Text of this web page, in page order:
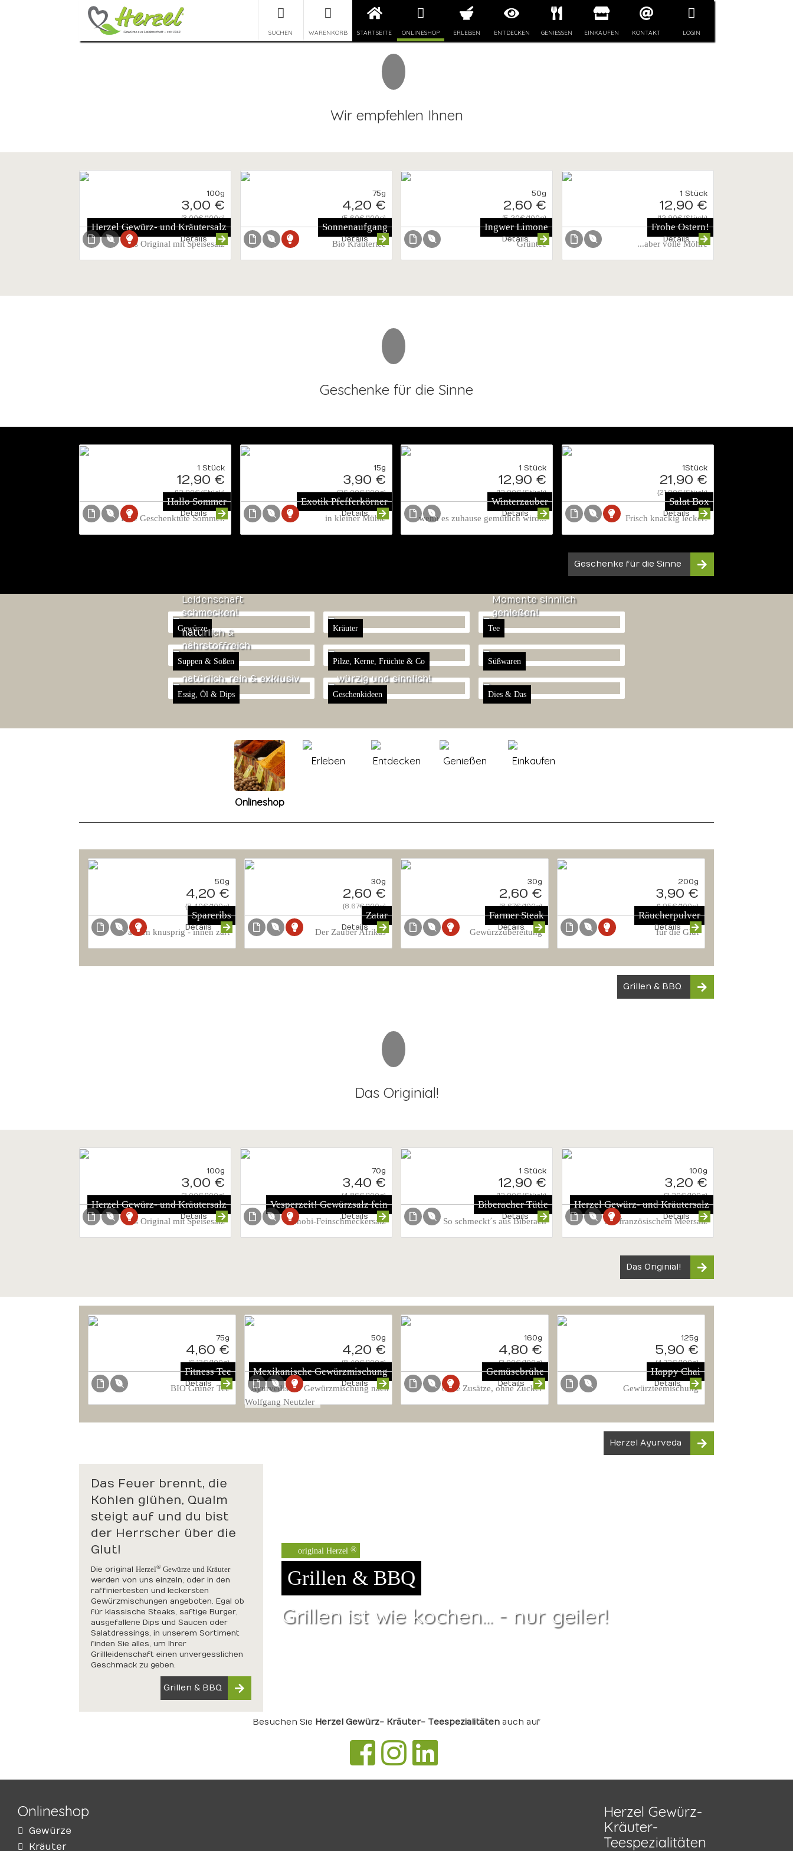
SUCHEN WARENKORB STARTSEITE ONLINESHOP ERLEBEN ENTDECKEN GENIESSEN EINKAUFEN KONTAKT LOGIN
Onlineshop
Ihre digitaleSPEZEREI
Wir empfehlen Ihnen
Herzel Gewürz- und Kräutersalz
das Original mit Speisesalz
100g
3,00 €
{3.00€/100g}
Details
Sonnenaufgang
Bio Kräutertee
75g
4,20 €
{5.60€/100g}
Details
Ingwer Limone
Grüntee
50g
2,60 €
{5.20€/100g}
Details
Frohe Ostern!
...aber volle Möhre
1 Stück
12,90 €
{12.90€/Stück}
Details
Geschenke für die Sinne
Hallo Sommer
Eine Geschenktüte Sommer.
1 Stück
12,90 €
{12.90€/Stück}
Details
Exotik Pfefferkörner
in kleiner Mühle
15g
3,90 €
{26.00€/100g}
Details
Winterzauber
wenn es zuhause gemütlich wird...
1 Stück
12,90 €
{12.90€/Stück}
Details
Salat Box
Frisch knackig lecker!
1Stück
21,90 €
{21.90€/Stück}
Details
Geschenke für die Sinne
Gewürze
Leidenschaft
schmecken!
Kräuter Tee
Momente sinnlich
genießen!
Suppen & Soßen
natürlich &
nährstoffreich
Pilze, Kerne, Früchte & Co Süßwaren
Essig, Öl & Dips
natürlich, rein & exklusiv
Geschenkideen
würzig und sinnlich!
Dies & Das
Onlineshop
Erleben Entdecken Genießen Einkaufen
Spareribs
außen knusprig - innen zart
50g
4,20 €
{8.40€/100g}
Details
Zatar
Der Zauber Afrikas
30g
2,60 €
{8.67€/100g}
Details
Farmer Steak
Gewürzzubereitung
30g
2,60 €
{8.67€/100g}
Details
Räucherpulver
für die Glut
200g
3,90 €
{1.95€/100g}
Details
Grillen & BBQ
Das Originial!
Herzel Gewürz- und Kräutersalz
das Original mit Speisesalz
100g
3,00 €
{3.00€/100g}
Details
Vesperzeit! Gewürzsalz fein
Knobi-Feinschmeckersalz
70g
3,40 €
{4.86€/100g}
Details
Biberacher Tütle
So schmeckt´s aus Biberach
1 Stück
12,90 €
{12.90€/Stück}
Details
Herzel Gewürz- und Kräutersalz
mit französischem Meersalz
100g
3,20 €
{3.20€/100g}
Details
Das Originial!
Fitness Tee
BIO Grüner Tee
75g
4,60 €
{6.13€/100g}
Details
Mexikanische Gewürzmischung
Ayurvedische Gewürzmischung nach
Wolfgang Neutzler
50g
4,20 €
{8.40€/100g}
Details
Gemüsebrühe
ohne Zusätze, ohne Zucker
160g
4,80 €
{3.00€/100g}
Details
Happy Chai
Gewürzteemischung
125g
5,90 €
{4.72€/100g}
Details
Herzel Ayurveda
Das Feuer brennt, die
Kohlen glühen, Qualm
steigt auf und du bist
der Herrscher über die
Glut!
Die originalHerzel® Gewürze und Kräuter
werden von uns einzeln, oder in den
raffiniertesten und leckersten
Gewürzmischungen angeboten. Egal ob
für klassische Steaks, saftige Burger,
ausgefallene Dips und Saucen oder
Salatdressings, in unserem Sortiment
finden Sie alles, um Ihrer
Grillleidenschaft einen unvergesslichen
Geschmack zu geben.
Grillen & BBQ
original Herzel
Grillen & BBQ
Grillen ist wie kochen... - nur geiler!
Besuchen Sie Herzel Gewürz- Kräuter- Teespezialitäten auch auf
Onlineshop
Gewürze
Kräuter
Herzel Gewürz-
Kräuter-
Teespezialitäten